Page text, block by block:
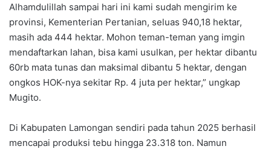
Alhamdulillah sampai hari ini kami sudah mengirim ke
provinsi, Kementerian Pertanian, seluas 940,18 hektar,
masih ada 444 hektar. Mohon teman-teman yang imgin
mendaftarkan lahan, bisa kami usulkan, per hektar dibantu
60rb mata tunas dan maksimal dibantu 5 hektar, dengan
ongkos HOK-nya sekitar Rp. 4 juta per hektar,” ungkap
Mugito.
Di Kabupaten Lamongan sendiri pada tahun 2025 berhasil
mencapai produksi tebu hingga 23.318 ton. Namun